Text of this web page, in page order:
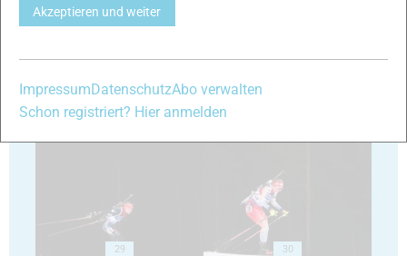
27
29 30
Akzeptieren und weiter
ImpressumDatenschutzAbo verwalten
Schon registriert? Hier anmelden